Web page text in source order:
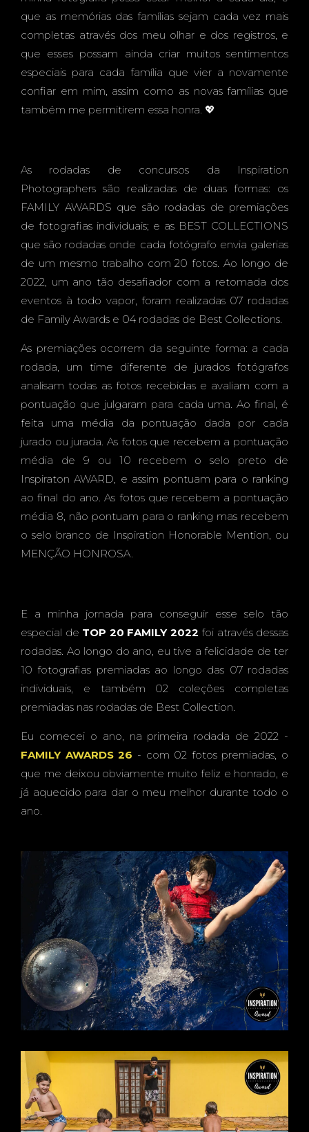
que as memórias das famílias sejam cada vez mais
completas através dos meu olhar e dos registros, e
que esses possam ainda criar muitos sentimentos
especiais para cada família que vier a novamente
confiar em mim, assim como as novas famílias que
também me permitirem essa honra. 💖
As rodadas de concursos da Inspiration
Photographers são realizadas de duas formas: os
FAMILY AWARDS que são rodadas de premiações
de fotografias individuais; e as BEST COLLECTIONS
que são rodadas onde cada fotógrafo envia galerias
de um mesmo trabalho com 20 fotos. Ao longo de
2022, um ano tão desafiador com a retomada dos
eventos à todo vapor, foram realizadas 07 rodadas
de Family Awards e 04 rodadas de Best Collections.
As premiações ocorrem da seguinte forma: a cada
rodada, um time diferente de jurados fotógrafos
analisam todas as fotos recebidas e avaliam com a
pontuação que julgaram para cada uma. Ao final, é
feita uma média da pontuação dada por cada
jurado ou jurada. As fotos que recebem a pontuação
média de 9 ou 10 recebem o selo preto de
Inspiraton AWARD, e assim pontuam para o ranking
ao final do ano. As fotos que recebem a pontuação
média 8, não pontuam para o ranking mas recebem
o selo branco de Inspiration Honorable Mention, ou
MENÇÃO HONROSA.
E a minha jornada para conseguir esse selo tão
especial de TOP 20 FAMILY 2022 foi através dessas
rodadas. Ao longo do ano, eu tive a felicidade de ter
10 fotografias premiadas ao longo das 07 rodadas
individuais, e também 02 coleções completas
premiadas nas rodadas de Best Collection.
Eu comecei o ano, na primeira rodada de 2022 -
FAMILY AWARDS 26 - com 02 fotos premiadas, o
que me deixou obviamente muito feliz e honrado, e
já aquecido para dar o meu melhor durante todo o
ano.